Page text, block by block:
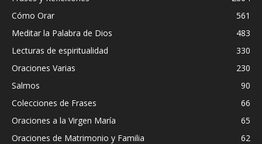
Cómo Orar
561
Meditar la Palabra de Dios
483
Lecturas de espiritualidad
330
Oraciones Varias
230
Salmos
90
Colecciones de Frases
66
Oraciones a la Virgen María
65
Oraciones de Matrimonio y Familia
62